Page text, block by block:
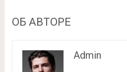
ОБ АВТОРЕ
Admin